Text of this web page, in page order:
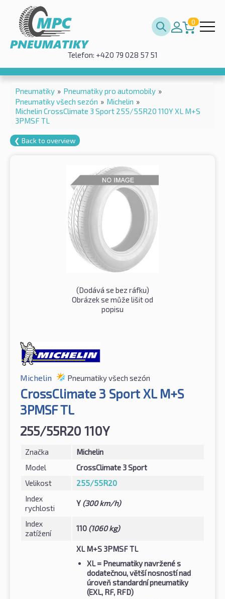
0
Telefon: +420 79 028 57 51
Pneumatiky » Pneumatiky pro automobily »
Pneumatiky všech sezón » Michelin »
Michelin CrossClimate 3 Sport 255/55R20 110Y XL M+S
3PMSF TL
❮ Back to overview
(Dodává se bez ráfku)
Obrázek se může lišit od
popisu
Michelin Pneumatiky všech sezón
CrossClimate 3 Sport XL M+S
3PMSF TL
255/55R20 110Y
Značka
Michelin
Model
CrossClimate 3 Sport
Velikost
255/55R20
Index
rychlosti
Y (300 km/h)
Index
zatížení
110 (1060 kg)
XL M+S 3PMSF TL
XL= Pneumatiky navržené s
dodatečnou, větší nosností nad
úroveň standardní pneumatiky
(EXL, RF, RFD)